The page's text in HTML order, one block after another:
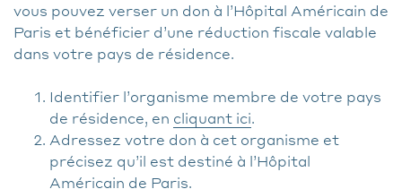
vous pouvez verser un don à l’Hôpital Américain de
Paris et bénéficier d’une réduction fiscale valable
dans votre pays de résidence.
Identifier l’organisme membre de votre pays
de résidence, en cliquant ici.
Adressez votre don à cet organisme et
précisez qu’il est destiné à l’Hôpital
Américain de Paris.